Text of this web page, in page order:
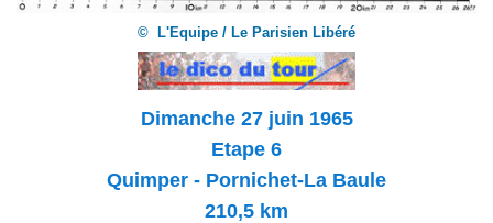
© L'Equipe / Le Parisien Libéré
Dimanche 27 juin 1965
Etape 6
Quimper - Pornichet-La Baule
210,5 km